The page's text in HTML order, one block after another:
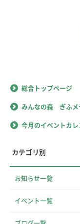
総合トップページ
みんなの森 ぎふメ
今月のイベントカレ
カテゴリ別
お知らせ一覧
イベント一覧